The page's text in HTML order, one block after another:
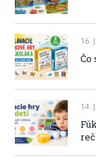
16.
Čo
14.